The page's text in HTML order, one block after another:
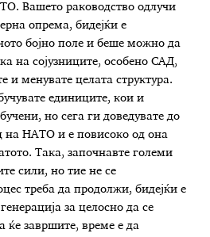
Вашето раководство одлучи
опрема, бидејќи е
бојно поле и беше можно да
на сојузниците, особено САД,
и менувате целата структура.
единиците, кои и
но сега ги доведувате до
на НАТО и е повисоко од она
Така, започнавте големи
сили, но тие не се
треба да продолжи, бидејќи е
за целосно да се
ќе завршите, време е да